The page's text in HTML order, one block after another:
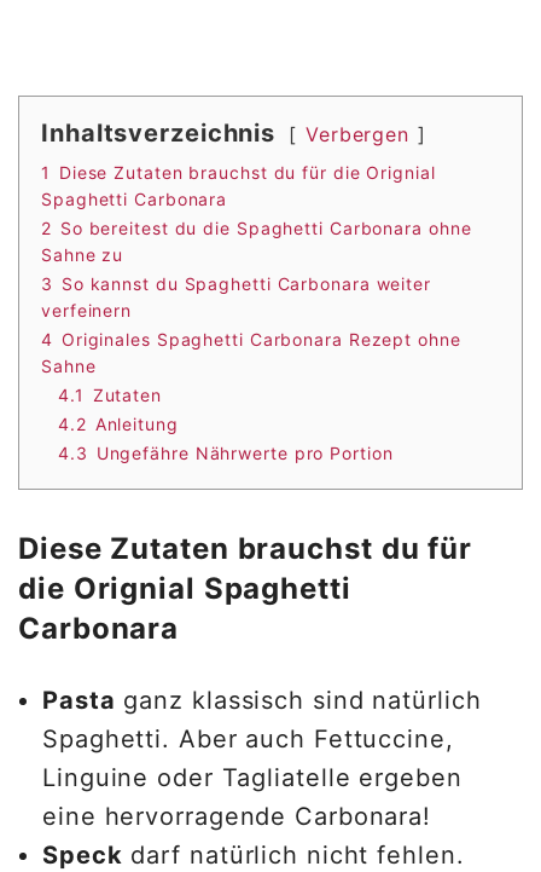
Inhaltsverzeichnis Verbergen
1
Diese Zutaten brauchst du für die Orignial
Spaghetti Carbonara
2 So bereitest du die Spaghetti Carbonara ohne
Sahne zu
3 So kannst du Spaghetti Carbonara weiter
verfeinern
4 Originales Spaghetti Carbonara Rezept ohne
Sahne
4.1 Zutaten
4.2 Anleitung
4.3 Ungefähre Nährwerte pro Portion
Diese Zutaten brauchst du für
die Orignial Spaghetti
Carbonara
Pasta ganz klassisch sind natürlich
Spaghetti. Aber auch Fettuccine,
Linguine oder Tagliatelle ergeben
eine hervorragende Carbonara!
Speck darf natürlich nicht fehlen.